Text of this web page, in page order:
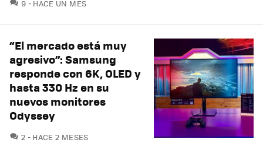
9 HACE UN MES
“El mercado está muy
agresivo”: Samsung
responde con 6K, OLED y
hasta 330 Hz en su
nuevos monitores
Odyssey
2 COMENTARIOS
HACE 2 MESES